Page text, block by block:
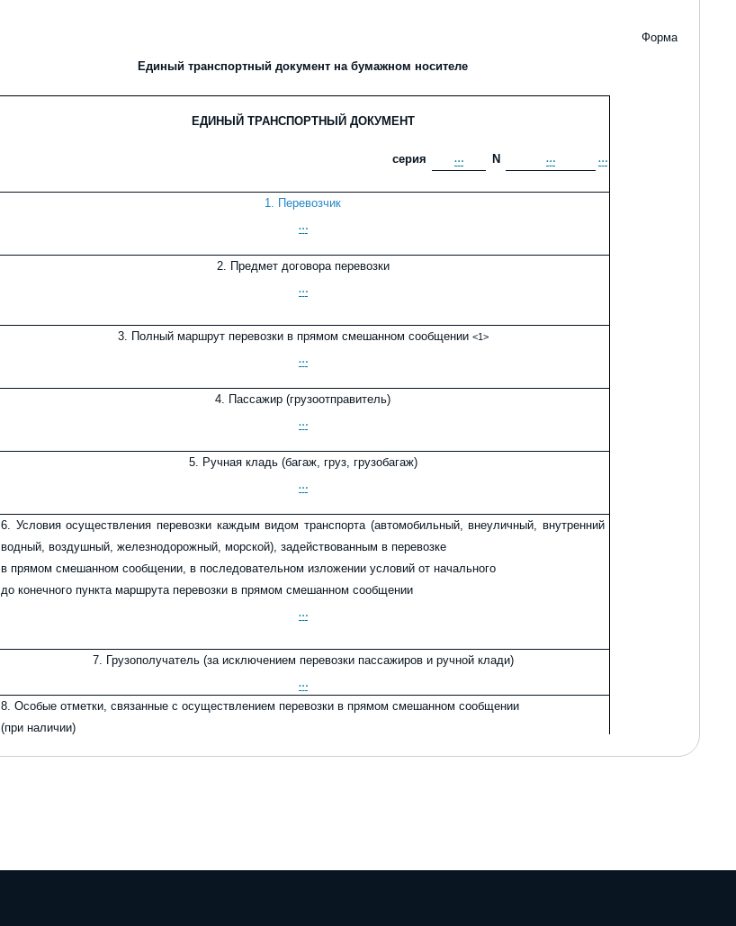
Форма
Единый транспортный документ на бумажном носителе
ЕДИНЫЙ ТРАНСПОРТНЫЙ ДОКУМЕНТ
серия … N … …
1. Перевозчик
…
2. Предмет договора перевозки
…
3. Полный маршрут перевозки в прямом смешанном сообщении <1>
…
4. Пассажир (грузоотправитель)
…
5. Ручная кладь (багаж, груз, грузобагаж)
…
6. Условия осуществления перевозки каждым видом транспорта (автомобильный, внеуличный, внутренний
водный, воздушный, железнодорожный, морской), задействованным в перевозке
в прямом смешанном сообщении, в последовательном изложении условий от начального
до конечного пункта маршрута перевозки в прямом смешанном сообщении
…
7. Грузополучатель (за исключением перевозки пассажиров и ручной клади)
…
8. Особые отметки, связанные с осуществлением перевозки в прямом смешанном сообщении
(при наличии)